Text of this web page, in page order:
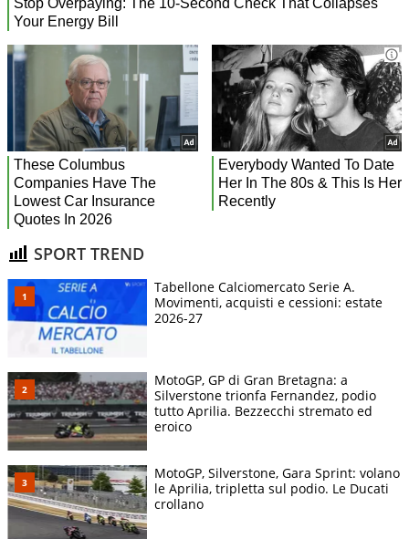
SPORT TREND
Tabellone Calciomercato Serie A.
Movimenti, acquisti e cessioni: estate
2026-27
MotoGP, GP di Gran Bretagna: a
Silverstone trionfa Fernandez, podio
tutto Aprilia. Bezzecchi stremato ed
eroico
MotoGP, Silverstone, Gara Sprint: volano
le Aprilia, tripletta sul podio. Le Ducati
crollano